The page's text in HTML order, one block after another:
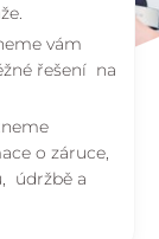
vám
řešení na
o záruce,
údržbě a